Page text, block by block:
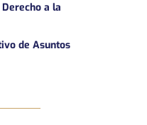
a la
de Asuntos